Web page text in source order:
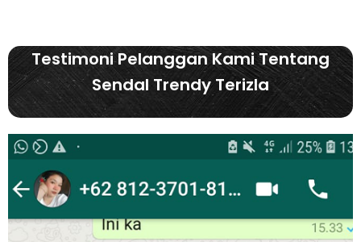
Testimoni Pelanggan Kami Tentang
Sendal Trendy Terizla